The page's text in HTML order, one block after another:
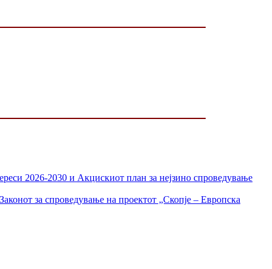
2026-2030 и Акцискиот план за нејзино спроведување
за спроведување на проектот „Скопје – Европска